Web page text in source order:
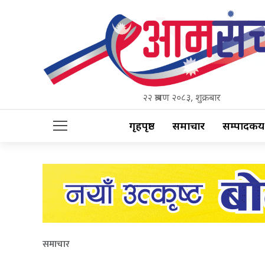
२२ श्रावण २०८३, शुक्रबार
गृहपृष्ठ समाचार सम्पादकीय
समाचार